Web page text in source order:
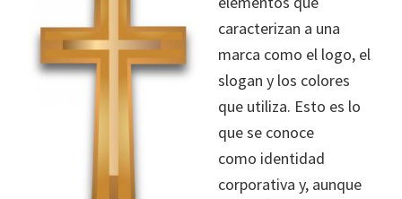
caracterizan a una
marca como el logo, el
slogan y los colores
que utiliza. Esto es lo
que se conoce
como identidad
corporativa y, aunque